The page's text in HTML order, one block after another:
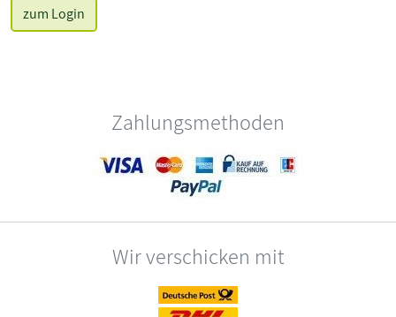
zum Login
Zahlungsmethoden
Wir verschicken mit